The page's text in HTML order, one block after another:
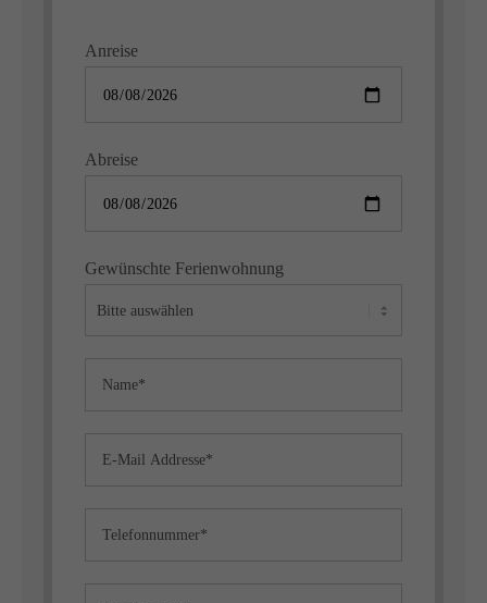
Anreise
Abreise
Gewünschte Ferienwohnung